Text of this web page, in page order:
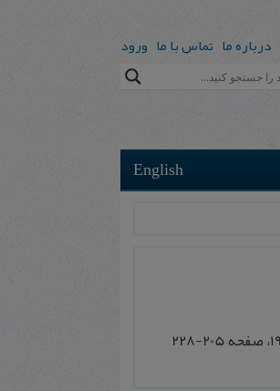
درباره ما تماس با ما ورود
English